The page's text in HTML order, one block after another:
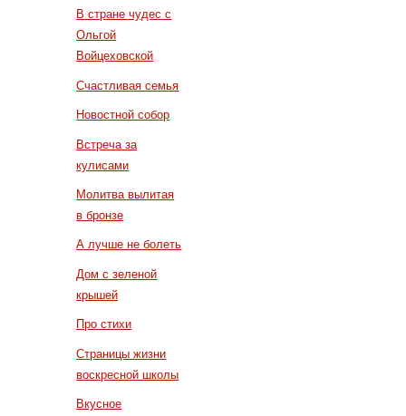
В стране чудес с
Ольгой
Войцеховской
Счастливая семья
Новостной собор
Встреча за
кулисами
Молитва вылитая
в бронзе
А лучше не болеть
Дом с зеленой
крышей
Про стихи
Страницы жизни
воскресной школы
Вкусное